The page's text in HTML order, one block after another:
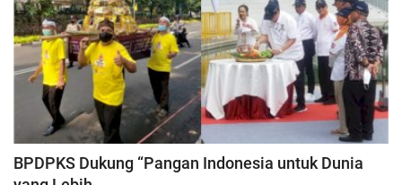
BPDPKS Dukung “Pangan Indonesia untuk Dunia